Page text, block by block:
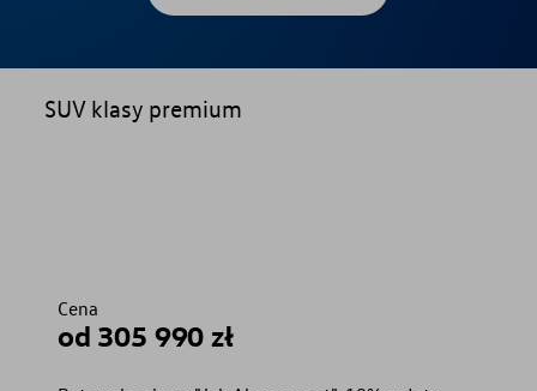
SUV klasy premium
Cena
od 305 990 zł